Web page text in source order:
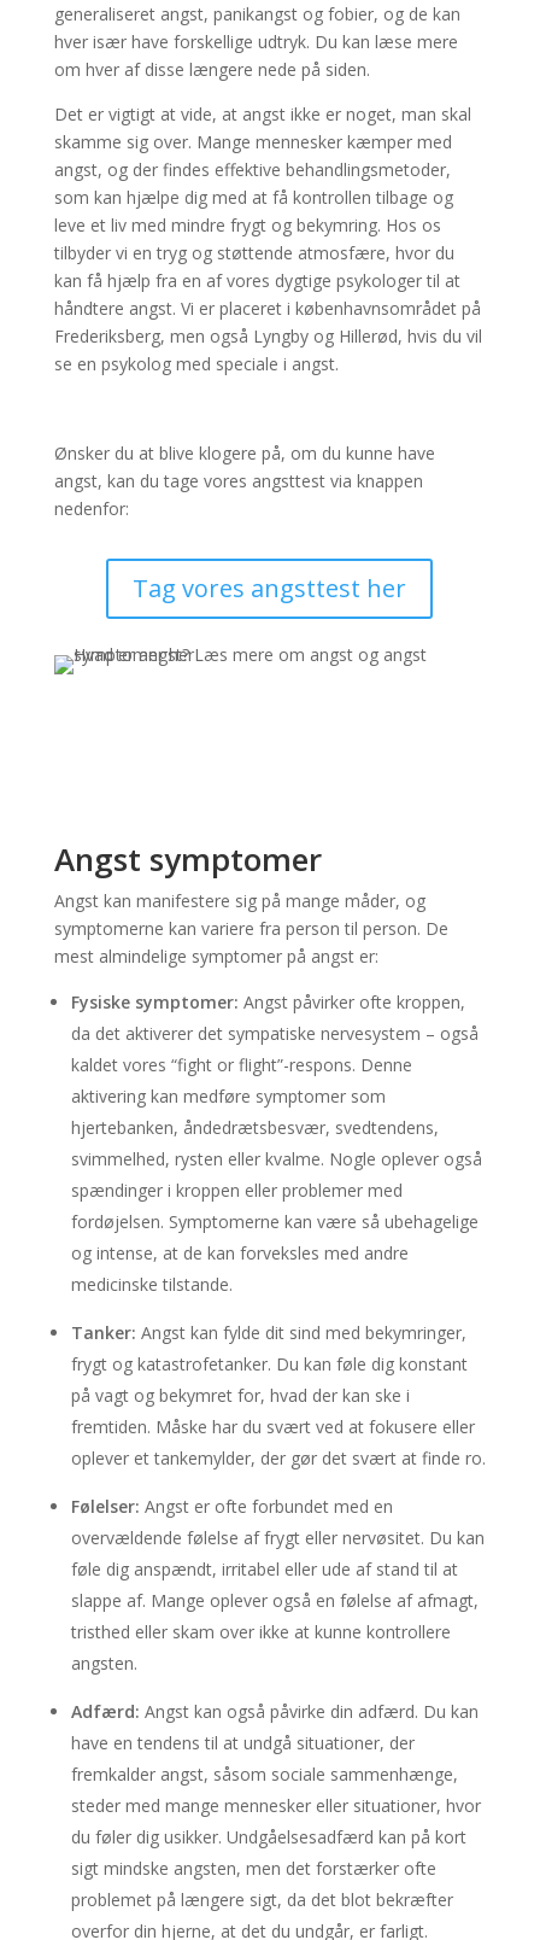
generaliseret angst, panikangst og fobier, og de kan
hver især have forskellige udtryk. Du kan læse mere
om hver af disse længere nede på siden.
Det er vigtigt at vide, at angst ikke er noget, man skal
skamme sig over. Mange mennesker kæmper med
angst, og der findes effektive behandlingsmetoder,
som kan hjælpe dig med at få kontrollen tilbage og
leve et liv med mindre frygt og bekymring. Hos os
tilbyder vi en tryg og støttende atmosfære, hvor du
kan få hjælp fra en af vores dygtige psykologer til at
håndtere angst. Vi er placeret i københavnsområdet på
Frederiksberg, men også Lyngby og Hillerød, hvis du vil
se en psykolog med speciale i angst.
Ønsker du at blive klogere på, om du kunne have
angst, kan du tage vores angsttest via knappen
nedenfor:
Tag vores angsttest her
Angst symptomer
Angst kan manifestere sig på mange måder, og
symptomerne kan variere fra person til person. De
mest almindelige symptomer på angst er:
Fysiske symptomer: Angst påvirker ofte kroppen,
da det aktiverer det sympatiske nervesystem – også
kaldet vores “fight or flight”-respons. Denne
aktivering kan medføre symptomer som
hjertebanken, åndedrætsbesvær, svedtendens,
svimmelhed, rysten eller kvalme. Nogle oplever også
spændinger i kroppen eller problemer med
fordøjelsen. Symptomerne kan være så ubehagelige
og intense, at de kan forveksles med andre
medicinske tilstande.
Tanker: Angst kan fylde dit sind med bekymringer,
frygt og katastrofetanker. Du kan føle dig konstant
på vagt og bekymret for, hvad der kan ske i
fremtiden. Måske har du svært ved at fokusere eller
oplever et tankemylder, der gør det svært at finde ro.
Følelser: Angst er ofte forbundet med en
overvældende følelse af frygt eller nervøsitet. Du kan
føle dig anspændt, irritabel eller ude af stand til at
slappe af. Mange oplever også en følelse af afmagt,
tristhed eller skam over ikke at kunne kontrollere
angsten.
Adfærd: Angst kan også påvirke din adfærd. Du kan
have en tendens til at undgå situationer, der
fremkalder angst, såsom sociale sammenhænge,
steder med mange mennesker eller situationer, hvor
du føler dig usikker. Undgåelsesadfærd kan på kort
sigt mindske angsten, men det forstærker ofte
problemet på længere sigt, da det blot bekræfter
overfor din hjerne, at det du undgår, er farligt.